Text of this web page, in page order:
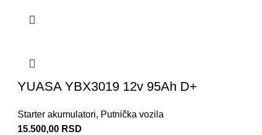
YUASA YBX3019 12v 95Ah D+
Starter akumulatori, Putnička vozila
15.500,00 RSD